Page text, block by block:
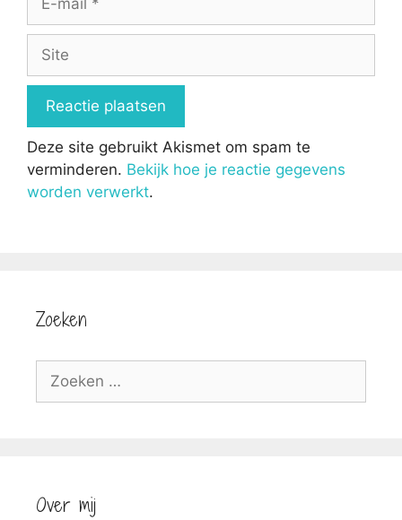
mail
Deze site gebruikt Akismet om spam te
verminderen. Bekijk hoe je reactie gegevens
worden verwerkt.
Zoeken
Zoek
Over mij